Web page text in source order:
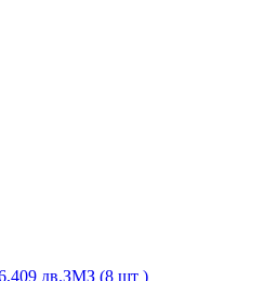
дв.ЗМЗ (8 шт )